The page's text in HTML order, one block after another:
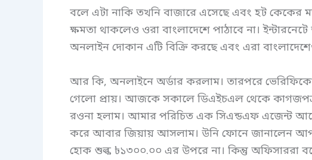
বলে এটা নাকি তখনি বাজারে এসেছে এবং হট কেকের
ক্ষমতা থাকলেও ওরা বাংলাদেশে পাঠাবে না।
অনলাইন দোকান এটি বিক্রি করছে এবং এরা
আর কি, অনলাইনে অর্ডার করলাম। তারপরে
গেলো প্রায়। আজকে সকালে ডিএইচএল থেকে কাগজপত্র
রওনা হলাম। আমার পরিচিত এক সিএন্ডএফ এজেন্ট
করে আবার জিয়ায় আসলাম। উনি ফোনে জানালেন
হোক শুল্ক ৳১৩০০.০০ এর উপরে না। কিন্তু